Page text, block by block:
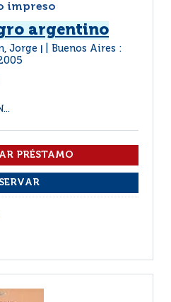
impreso
argentino
Jorge
Buenos Aires :